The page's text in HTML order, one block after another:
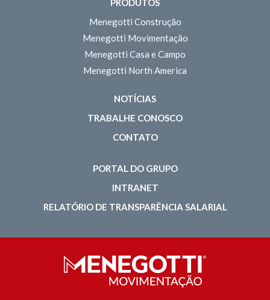
PRODUTOS
Menegotti Construção
Menegotti Movimentação
Menegotti Casa e Campo
Menegotti North America
NOTÍCIAS
TRABALHE CONOSCO
CONTATO
PORTAL DO GRUPO
INTRANET
RELATÓRIO DE TRANSPARÊNCIA SALARIAL